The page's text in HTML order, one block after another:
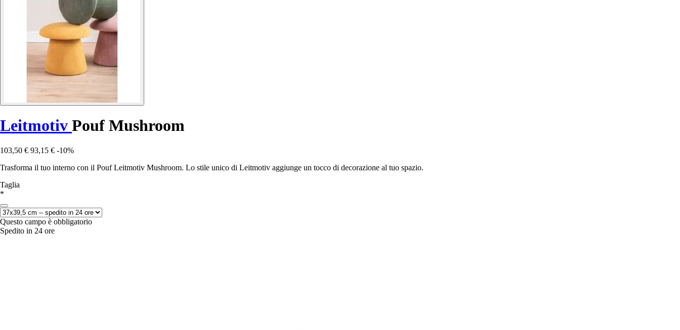
Leitmotiv Pouf Mushroom
103,50 € 93,15 € -10%
Trasforma il tuo interno con il Pouf Leitmotiv Mushroom. Lo stile unico di Leitmotiv aggiunge un tocco di decorazione al tuo spazio.
Taglia
*
Questo campo è obbligatorio
Spedito in 24 ore